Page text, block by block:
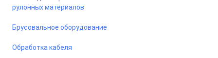
рулонных материалов
Брусовальное оборудование
Обработка кабеля